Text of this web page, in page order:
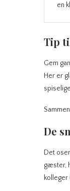
en
Tip
Gem
Her er
De
Det
gæster,